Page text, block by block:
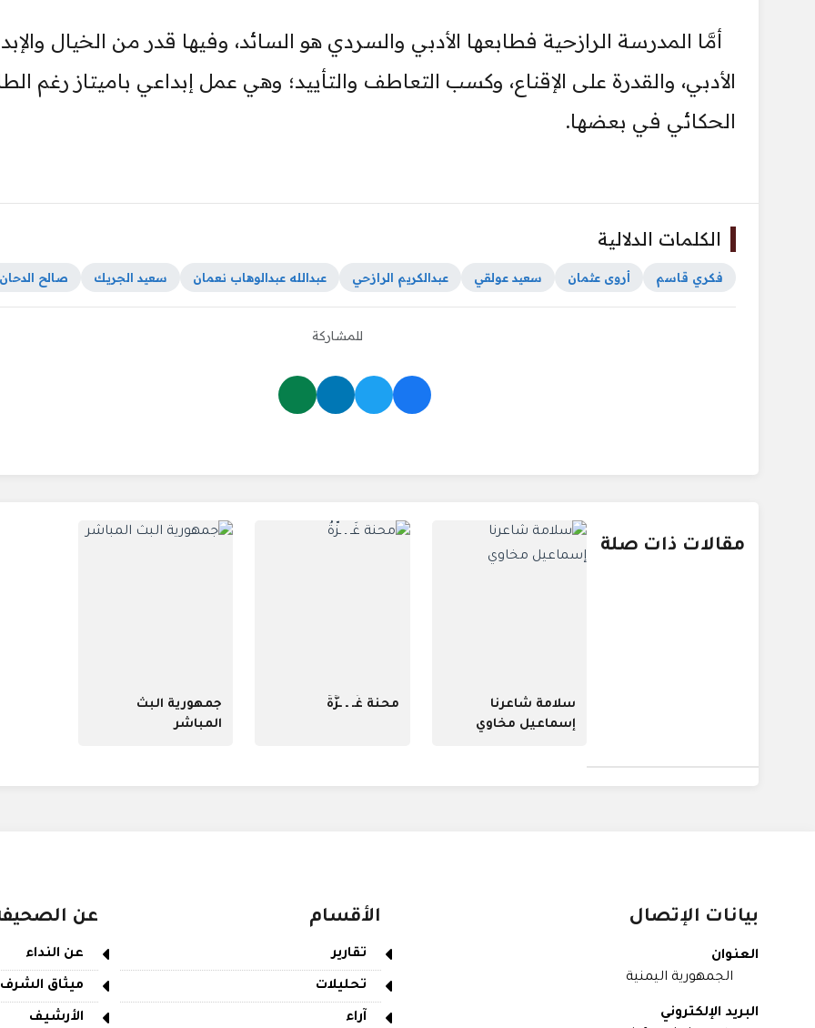
أمَّا المدرسة الرازحية فطابعها الأدبي والسردي هو السائد، وفيها قدر من الخيال
الأدبي، والقدرة على الإقناع، وكسب التعاطف والتأييد؛ وهي عمل إبداعي باميتاز رغم
الحكائي في بعضها.
الكلمات الدلالية
فكري قاسم أروى عثمان سعيد عولقي عبدالكريم الرازحي عبدالله عبدالوهاب نعمان سعيد الجريك صالح الدحان
للمشاركة
مقالات ذات صلة
سلامة شاعرنا
إسماعيل مخاوي
محنة غَـ ـ ـزَّةُ
جمهورية البث
المباشر
بيانات الإتصال
العنوان
الجمهورية اليمنية
البريد الإلكتروني
الأقسام
تقارير
تحليلات
آراء
عن
عن النداء
ميثاق الشرف
الأرشيف